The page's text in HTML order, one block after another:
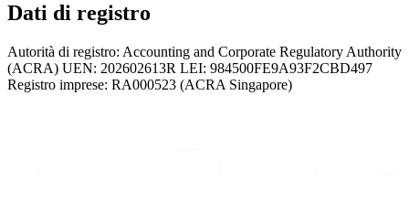
Dati di registro
Autorità di registro: Accounting and Corporate Regulatory Authority
(ACRA) UEN: 202602613R LEI: 984500FE9A93F2CBD497
Registro imprese: RA000523 (ACRA Singapore)